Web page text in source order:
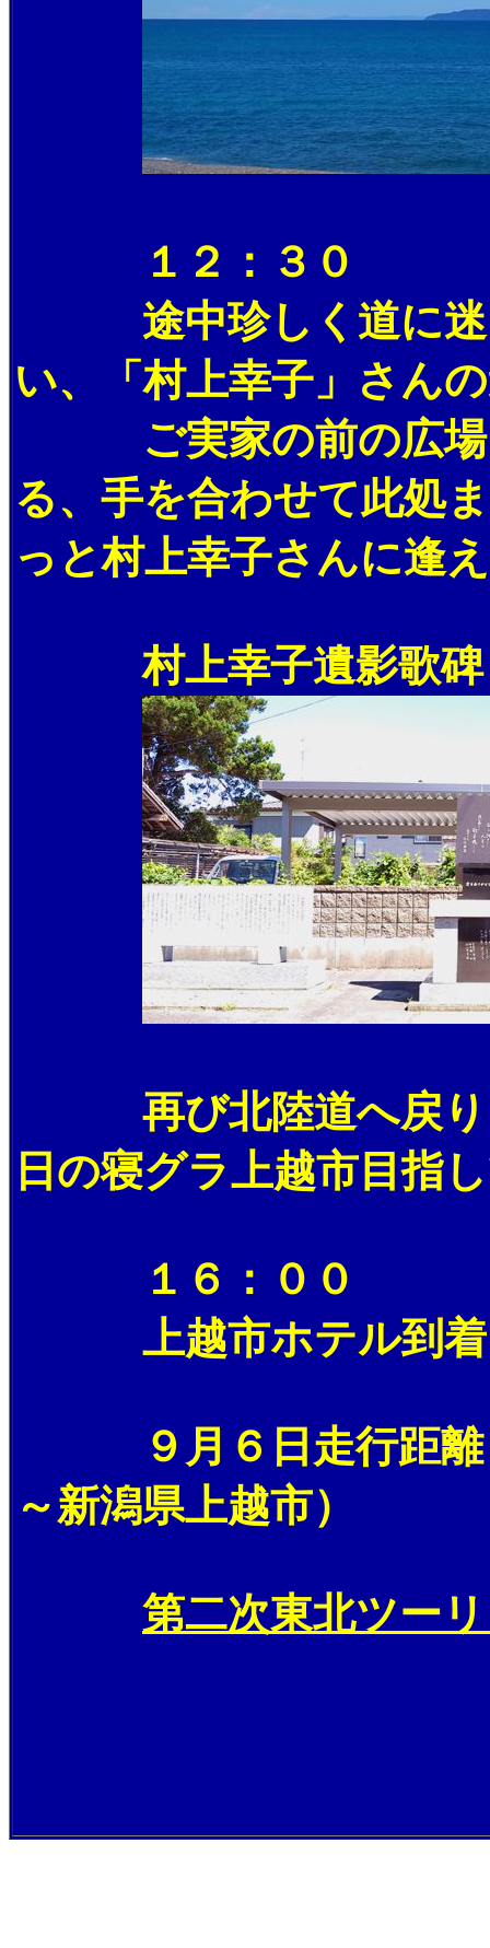
１２：３０
途中珍しく道に迷
い、「村上幸子」さん
ご実家の前の広場に
る、手を合わせて此処
っと村上幸子さんに逢
村上幸子遺影歌碑
再び北陸道へ戻り、
日の寝グラ上越市目指
１６：００
上越市ホテル到着
９月６日走行距離
～新潟県上越市）
第二次東北ツー